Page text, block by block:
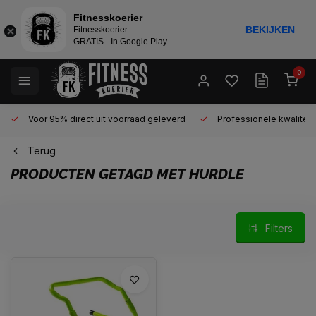
0
Voor 95% direct uit voorraad geleverd Professionele kwaliteit
Terug
PRODUCTEN GETAGD MET HURDLE
Filters
Fitnesskoerier
Fitnesskoerier
GRATIS - In Google Play
BEKIJKEN